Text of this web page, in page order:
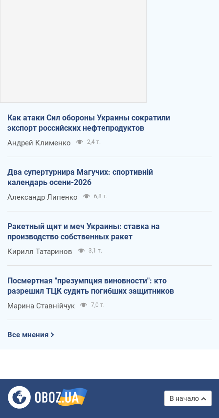
Как атаки Сил обороны Украины сократили
экспорт российских нефтепродуктов
Андрей Клименко 2,4 т.
Два супертурнира Магучих: спортивній
календарь осени-2026
Александр Липенко 6,8 т.
Ракетный щит и меч Украины: ставка на
производство собственных ракет
Кирилл Татаринов 3,1 т.
Посмертная "презумпция виновности": кто
разрешил ТЦК судить погибших защитников
Марина Ставнійчук 7,0 т.
Все мнения
В начало